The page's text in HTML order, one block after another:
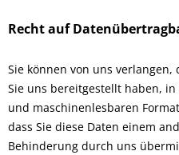
Recht auf
Sie können von uns
Sie uns bereitgestellt haben,
und maschinenlesbaren
dass Sie diese Daten einem
Behinderung durch uns